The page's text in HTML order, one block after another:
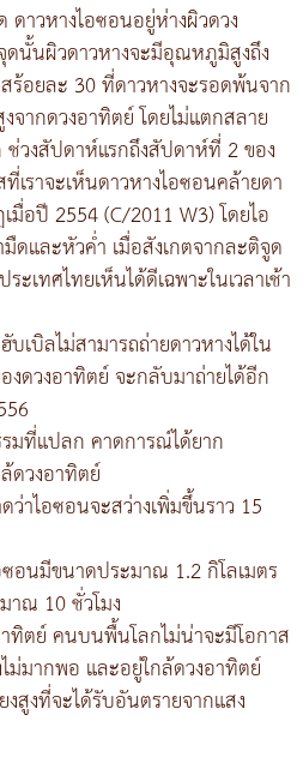
าวหางไอซอนอยู่ห่างผิวดวง
นั้นผิวดาวหางจะมีอุณหภูมิสูงถึง
ร้อยละ 30 ที่ดาวหางจะรอดพ้นจาก
จากดวงอาทิตย์ โดยไม่แตกสลาย
วงสัปดาห์แรกถึงสัปดาห์ที่ 2 ของ
เราจะเห็นดาวหางไอซอนคล้ายดา
มื่อปี 2554 (C/2011 W3) โดยไอ
ดและหัวค่ำ เมื่อสังเกตจากละติจูด
เทศไทยเห็นได้ดีเฉพาะในเวลาเช้า
เบิลไม่สามารถถ่ายดาวหางได้ใน
งดวงอาทิตย์ จะกลับมาถ่ายได้อีก
มที่แปลก คาดการณ์ได้ยาก
ดวงอาทิตย์
าไอซอนจะสว่างเพิ่มขึ้นราว 15
อนมีขนาดประมาณ 1.2 กิโลเมตร
ณ 10 ชั่วโมง
ทิตย์ คนบนพื้นโลกไม่น่าจะมีโอกาส
ม่มากพอ และอยู่ใกล้ดวงอาทิตย์
สูงที่จะได้รับอันตรายจากแสง